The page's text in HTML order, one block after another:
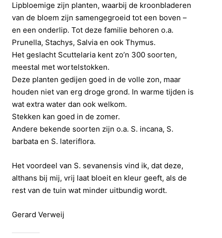
Lipbloemige zijn planten, waarbij de kroonbladeren
van de bloem zijn samengegroeid tot een boven –
en een onderlip. Tot deze familie behoren o.a.
Prunella, Stachys, Salvia en ook Thymus.
Het geslacht Scuttelaria kent zo’n 300 soorten,
meestal met wortelstokken.
Deze planten gedijen goed in de volle zon, maar
houden niet van erg droge grond. In warme tijden is
wat extra water dan ook welkom.
Stekken kan goed in de zomer.
Andere bekende soorten zijn o.a. S. incana, S.
barbata en S. lateriflora.
Het voordeel van S. sevanensis vind ik, dat deze,
althans bij mij, vrij laat bloeit en kleur geeft, als de
rest van de tuin wat minder uitbundig wordt.
Gerard Verweij